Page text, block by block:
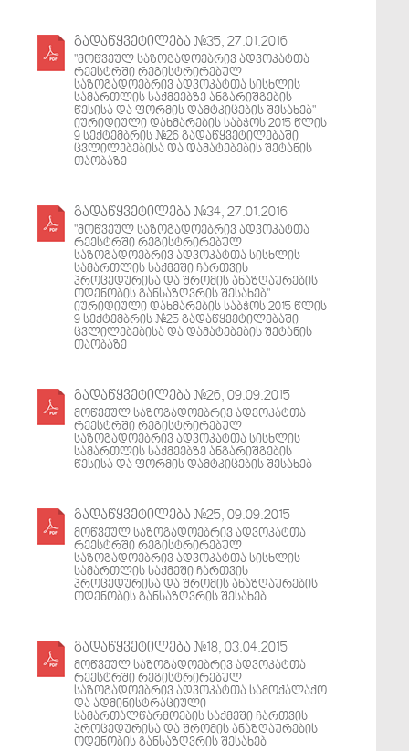
გადაწყვეტილება #35, 27.01.2016
"მოწვეულ საზოგადოებრივ ადვოკატთა
რეესტრში რეგისტრირებულ
საზოგადოებრივ ადვოკატთა სისხლის
სამართლის საქმეებზე ანგარიშგების
წესისა და ფორმის დამტკიცების შესახებ"
იურიდიული დახმარების საბჭოს 2015 წლის
9 სექტემბრის #26 გადაწყვეტილებაში
ცვლილებებისა და დამატებების შეტანის
თაობაზე
გადაწყვეტილება #34, 27.01.2016
"მოწვეულ საზოგადოებრივ ადვოკატთა
რეესტრში რეგისტრირებულ
საზოგადოებრივ ადვოკატთა სისხლის
სამართლის საქმეში ჩართვის
პროცედურისა და შრომის ანაზღაურების
ოდენობის განსაზღვრის შესახებ"
იურიდიული დახმარების საბჭოს 2015 წლის
9 სექტემბრის #25 გადაწყვეტილებაში
ცვლილებებისა და დამატებების შეტანის
თაობაზე
გადაწყვეტილება #26, 09.09.2015
მოწვეულ საზოგადოებრივ ადვოკატთა
რეესტრში რეგისტრირებულ
საზოგადოებრივ ადვოკატთა სისხლის
სამართლის საქმეებზე ანგარიშგების
წესისა და ფორმის დამტკიცების შესახებ
გადაწყვეტილება #25, 09.09.2015
მოწვეულ საზოგადოებრივ ადვოკატთა
რეესტრში რეგისტრირებულ
საზოგადოებრივ ადვოკატთა სისხლის
სამართლის საქმეში ჩართვის
პროცედურისა და შრომის ანაზღაურების
ოდენობის განსაზღვრის შესახებ
გადაწყვეტილება #18, 03.04.2015
მოწვეულ საზოგადოებრივ ადვოკატთა
რეესტრში რეგისტრირებულ
საზოგადოებრივ ადვოკატთა სამოქალაქო
და ადმინისტრაციული
სამართალწარმოების საქმეში ჩართვის
პროცედურისა და შრომის ანაზღაურების
ოდენობის განსაზღვრის შესახებ